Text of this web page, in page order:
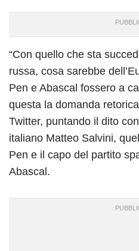
“Con quello che sta
russa, cosa sarebbe
Pen e Abascal fossero a
questa la domanda
Twitter, puntando il dito
italiano Matteo Salvini,
Pen e il capo del partito
Abascal.